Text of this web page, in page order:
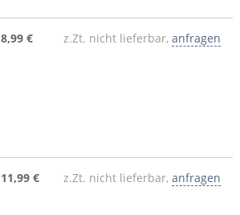
8,99 € z.Zt. nicht lieferbar, anfragen
11,99 € z.Zt. nicht lieferbar, anfragen